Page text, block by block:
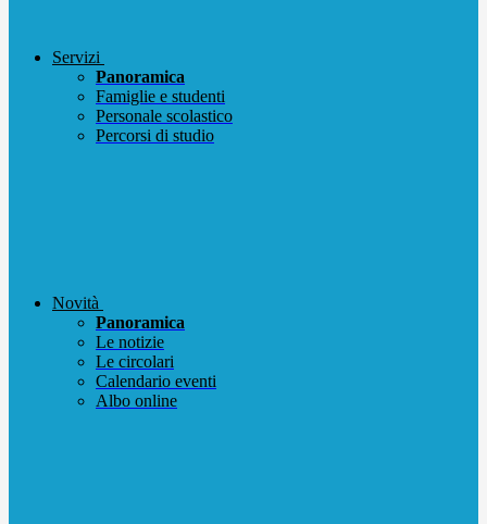
Servizi
Panoramica
Famiglie e studenti
Personale scolastico
Percorsi di studio
Novità
Panoramica
Le notizie
Le circolari
Calendario eventi
Albo online